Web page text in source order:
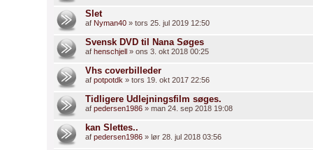
Slet
af Nyman40 » tors 25. jul 2019 12:50
Svensk DVD til Nana Søges
af henschjell » ons 3. okt 2018 00:25
Vhs coverbilleder
af potpotdk » tors 19. okt 2017 22:56
Tidligere Udlejningsfilm søges.
af pedersen1986 » man 24. sep 2018 19:08
kan Slettes..
af pedersen1986 » lør 28. jul 2018 03:56